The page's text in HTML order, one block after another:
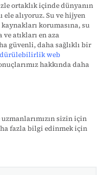
ortaklık içinde dünyanın
ele alıyoruz. Su ve hijyen
korumasına, su
atıkları en aza
güvenli, daha sağlıklı bir
web
hakkında daha
sizin için
fazla bilgi edinmek için